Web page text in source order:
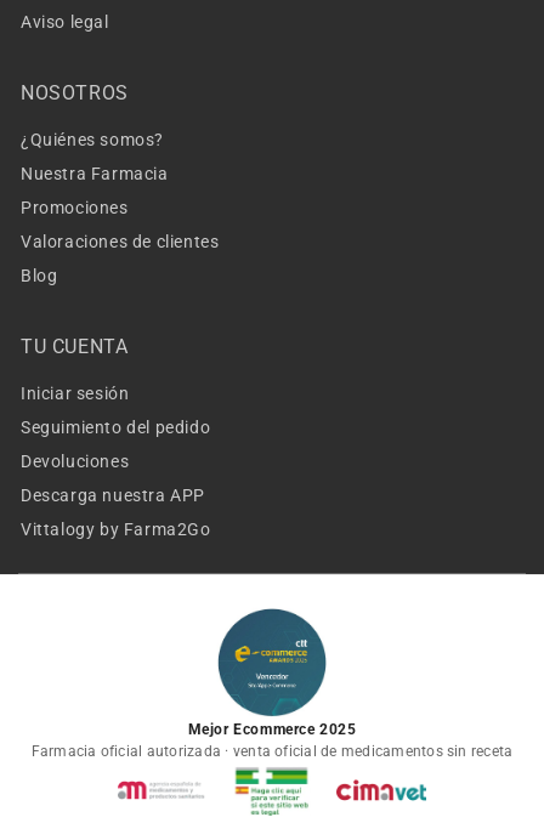
Aviso legal
NOSOTROS
¿Quiénes somos?
Nuestra Farmacia
Promociones
Valoraciones de clientes
Blog
TU CUENTA
Iniciar sesión
Seguimiento del pedido
Devoluciones
Descarga nuestra APP
Vittalogy by Farma2Go
Mejor Ecommerce 2025
Farmacia oficial autorizada · venta oficial de medicamentos sin receta